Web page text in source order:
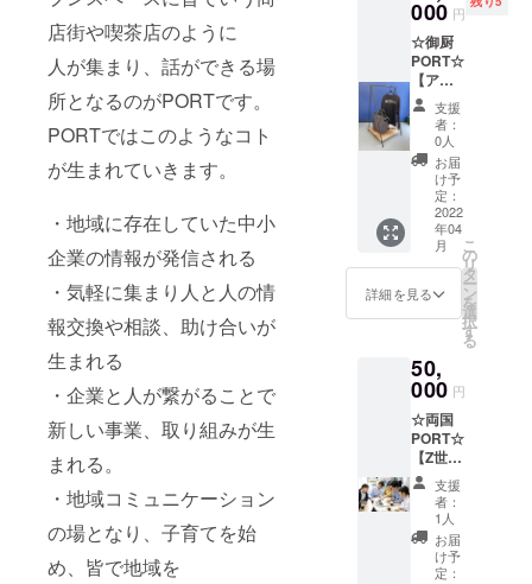
店街や喫茶店のように
人が集まり、話ができる場
所となるのがPORTです。
PORTではこのようなコト
が生まれていきます。
・地域に存在していた中小
企業の情報が発信される
・気軽に集まり人と人の情
報交換や相談、助け合いが
生まれる
・企業と人が繋がることで
新しい事業、取り組みが生
まれる。
・地域コミュニケーション
の場となり、子育てを始
め、皆で地域を
量が圧
倒的に
多いこ
とが特
徴。
（財団
法人島
根県環
境保健
公社、
検査結
果よ
り。）
※表示価
格は税
込・送
料込み
※原材料
及び添
加物等
の食品
表示は
お届け
商品の
ラベル
に表記
されま
す
をさせ
ていた
だく予
定で
す。 ミ
ニトー
トサイ
ズ
２５０×
２２
０ 底
マチ部
分１０
０ ツー
トンカ
ラー
部
紺・グ
レー
より選
択可能
素材
綿１０
０％ 金
額は
送料・
税込み
です。
サ
イズ
直径９
５ 素
材 竹
コース
ター１
個
（キャ
ラク
ター
ぴぃ
と）
ズ 直
径９
材 竹
※表示価
格は送
料・税
込で
す。
ンTサイ
ズは
子供用
～２Lま
でご用
意して
おりま
す。 日
程は4月
～6月の
間で可
能な限
り調整
きます
が、ご
添えな
い場合
がござ
いま
す。 ど
うして
も遠方
で現地
に来る
のが難
しい方
変喜ば
セット
です！
いろい
ろなオ
ブジェ
を作る
ことも
可能
で、段
ブロッ
クを十
分に楽
いただ
ける大
セット
です。
種類：
レギュ
ラー・
ハー
フ・ト
ライア
ングル
L・トラ
イアン
ます。
０％日
程にお
答えで
きない
場合が
ござい
ますの
でご理
解の上
お申し
込みく
ださい
具体的
には 社
内で３S
や５Sの
ミナー
や 業
のアド
バイス
を実施
したり
社内問
題点の
調査
（社長
さんに
利 8月6
日&7
日 10
時〜16
時 ブー
スサイ
ズは相
談に応
じます
が、長
テーブ
ル1つ分
程度の
物販な
どか可
能な
ントの
企画に
できま
す。 地
域連携
のイベ
ント作
りを一
緒にし
たい方
は是非
000 円
☆御厨
PORT☆
【アイ
アンハ
ンガー
ラック
を作る
ガチDIY
ワーク
ショッ
プ】 鉄
筋と木
材を
使って
アイア
ラック
を作り
ます。
幅500ミ
リ〜800
ミリ、
高さ
1000ミ
リ〜
1200ミ
リの範
囲でお
支援
者：
0人
お届
け予
定：
2022
年04
月
詳細を見る
こ
の
リ
タ
ー
ン
を
選
択
す
る
50,
000 円
☆両国
PORT☆
【Z世代
学生イ
ンター
ンによ
る新商
品開発
ワーク
支援
者：
1人
お届
け予
定：